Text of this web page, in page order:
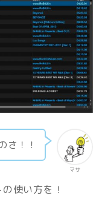
マサ
さ！！
使い方を！